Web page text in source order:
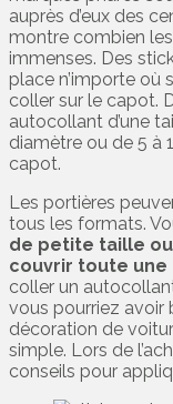
auprès d’eux des
montre combien
immenses. Des
place n’importe où
coller sur le capot.
autocollant d’une
diamètre ou de 5 à
capot.
Les portières
tous les formats.
de petite taille
couvrir toute
coller un
vous pourriez avoir
décoration de
simple. Lors de
conseils pour